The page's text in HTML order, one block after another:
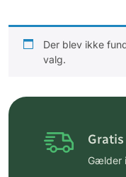
Der blev ikke
valg.
Gælder